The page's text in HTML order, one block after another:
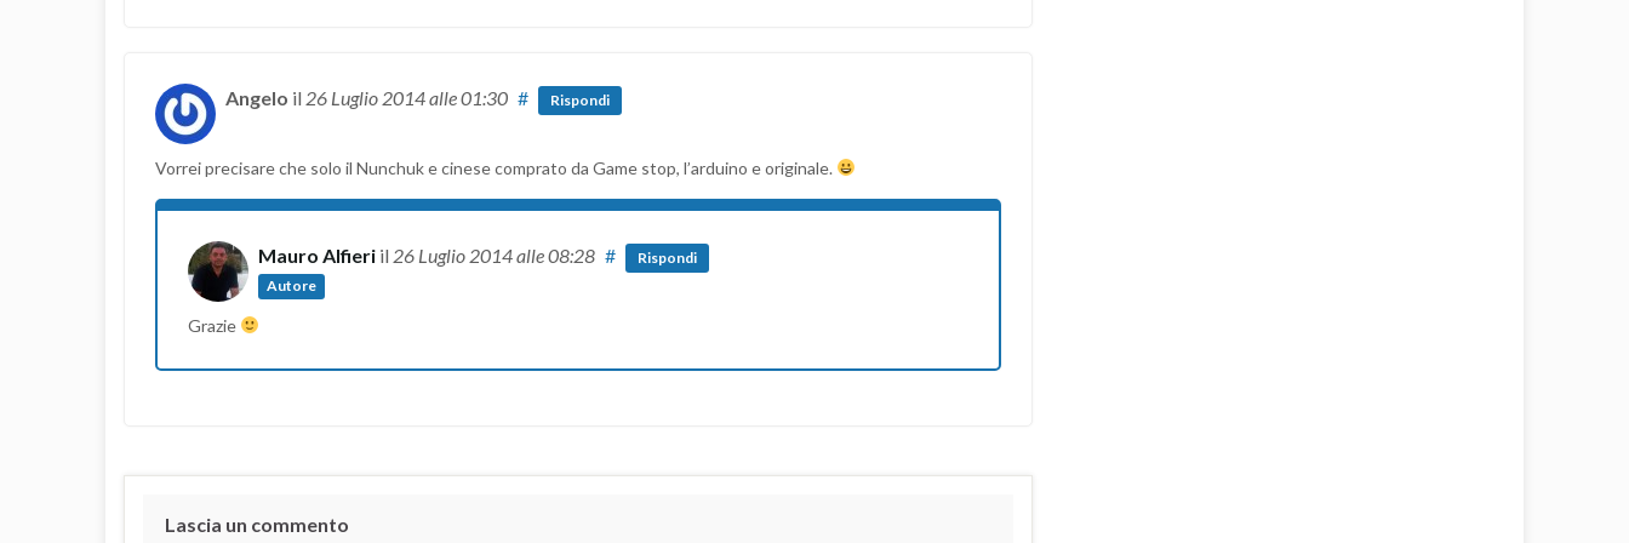
Angelo il 26 Luglio 2014alle 01:30 # Rispondi
Vorrei precisare che solo il Nunchuk e cinese comprato da Game stop, l’arduino e originale.
Mauro Alfieri il 26 Luglio 2014alle 08:28
Autore
# Rispondi
Grazie
Lascia un commento